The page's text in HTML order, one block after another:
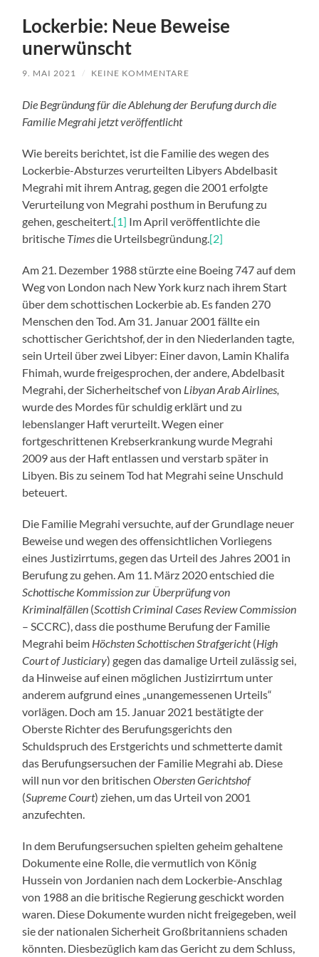
Lockerbie: Neue Beweise
unerwünscht
9. MAI 2021 / KEINE KOMMENTARE
Die Begründung für die Ablehung der Berufung durch die
Familie Megrahi jetzt veröffentlicht
Wie bereits berichtet, ist die Familie des wegen des
Lockerbie-Absturzes verurteilten Libyers Abdelbasit
Megrahi mit ihrem Antrag, gegen die 2001 erfolgte
Verurteilung von Megrahi posthum in Berufung zu
gehen, gescheitert. [1] Im April veröffentlichte die
britische Timesdie Urteilsbegründung. [2]
Am 21. Dezember 1988 stürzte eine Boeing 747 auf dem
Weg von London nach New York kurz nach ihrem Start
über dem schottischen Lockerbie ab. Es fanden 270
Menschen den Tod. Am 31. Januar 2001 fällte ein
schottischer Gerichtshof, der in den Niederlanden tagte,
sein Urteil über zwei Libyer: Einer davon, Lamin Khalifa
Fhimah, wurde freigesprochen, der andere, Abdelbasit
Megrahi, der Sicherheitschef von Libyan Arab Airlines,
wurde des Mordes für schuldig erklärt und zu
lebenslanger Haft verurteilt. Wegen einer
fortgeschrittenen Krebserkrankung wurde Megrahi
2009 aus der Haft entlassen und verstarb später in
Libyen. Bis zu seinem Tod hat Megrahi seine Unschuld
beteuert.
Die Familie Megrahi versuchte, auf der Grundlage neuer
Beweise und wegen des offensichtlichen Vorliegens
eines Justizirrtums, gegen das Urteil des Jahres 2001 in
Berufung zu gehen. Am 11. März 2020 entschied die
Schottische Kommission zur Überprüfung von
Kriminalfällen (Scottish Criminal Cases Review Commission
– SCCRC), dass die posthume Berufung der Familie
Megrahi beim Höchsten Schottischen Strafgericht(High
Court of Justiciary) gegen das damalige Urteil zulässig sei,
da Hinweise auf einen möglichen Justizirrtum unter
anderem aufgrund eines „unangemessenen Urteils“
vorlägen. Doch am 15. Januar 2021 bestätigte der
Oberste Richter des Berufungsgerichts den
Schuldspruch des Erstgerichts und schmetterte damit
das Berufungsersuchen der Familie Megrahi ab. Diese
will nun vor den britischenObersten Gerichtshof
(Supreme Court) ziehen, um das Urteil von 2001
anzufechten.
In dem Berufungsersuchen spielten geheim gehaltene
Dokumente eine Rolle, die vermutlich von König
Hussein von Jordanien nach dem Lockerbie-Anschlag
von 1988 an die britische Regierung geschickt worden
waren. Diese Dokumente wurden nicht freigegeben, weil
sie der nationalen Sicherheit Großbritanniens schaden
könnten. Diesbezüglich kam das Gericht zu dem Schluss,